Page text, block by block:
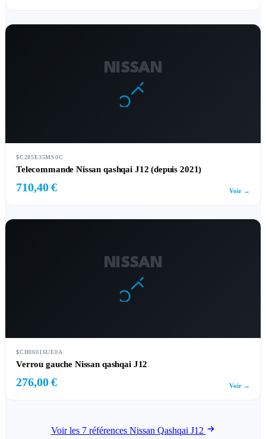
NISSAN
$C285E35MS0C
Telecommande Nissan qashqai J12 (depuis 2021)
710,40 € Voir →
NISSAN
$CH06016UE0A
Verrou gauche Nissan qashqai J12
276,00 € Voir →
Voir les 7 références Nissan Qashqai J12